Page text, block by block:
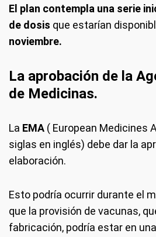
El plan contempla una serie
de dosis que estarían
noviembre.
La aprobación de la
de Medicinas.
La EMA ( European Medicines
siglas en inglés) debe dar la
elaboración.
Esto podría ocurrir durante el
que la provisión de vacunas,
fabricación, podría estar en